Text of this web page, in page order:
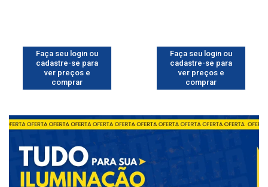
Faça seu login ou
cadastre-se para
ver preços e
comprar
Faça seu login ou
cadastre-se para
ver preços e
comprar